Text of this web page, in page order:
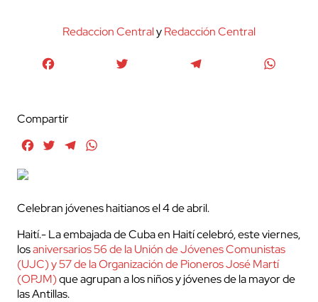
Redaccion CentralyRedacción Central
Compartir
FacebookTwitterTelegram
Celebran jóvenes haitianos el 4 de abril.
Haití.- La embajada de Cuba en Haití celebró, este viernes,
losaniversarios 56 de la Unión de Jóvenes Comunistas
(UJC) y 57 de la Organización de Pioneros José Martí
(OPJM)que agrupan a los niños y jóvenes de la mayor de
las Antillas.